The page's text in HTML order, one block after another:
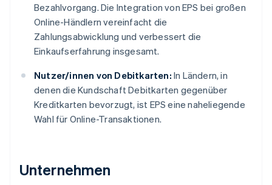
Bezahlvorgang. Die Integration von EPS bei großen
Online-Händlern vereinfacht die
Zahlungsabwicklung und verbessert die
Einkaufserfahrung insgesamt.
Nutzer/innen von Debitkarten: In Ländern, in
denen die Kundschaft Debitkarten gegenüber
Kreditkarten bevorzugt, ist EPS eine naheliegende
Wahl für Online-Transaktionen.
Unternehmen